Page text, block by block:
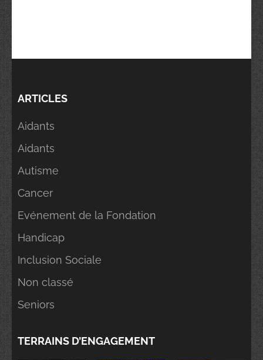
ARTICLES
Aidants
Aidants
Autisme
Cancer
Evénement de la Fondation
Handicap
Inclusion Sociale
Non classé
Seniors
TERRAINS D’ENGAGEMENT